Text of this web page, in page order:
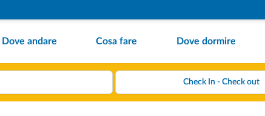
Dove andare Cosa fare Dove dormire